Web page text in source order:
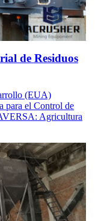
de Residuos
(EUA)
para el Control de
Agricultura